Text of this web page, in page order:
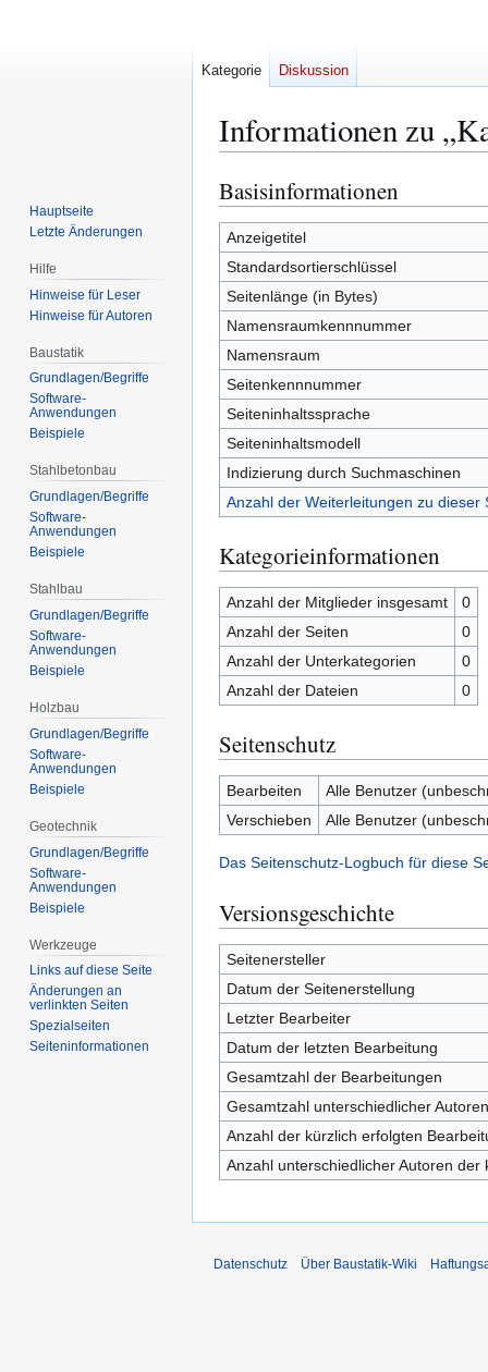
Informationen zu
Zur
Navigation
springen
Zur
Suche
springen
Basisinformationen
Anzeigetitel
Standardsortierschlüssel
Seitenlänge (in Bytes)
Namensraumkennnummer
Namensraum
Seitenkennnummer
Seiteninhaltssprache
Seiteninhaltsmodell
Indizierung durch Suchmaschinen
Anzahl der Weiterleitungen zu dieser
Kategorieinformationen
Anzahl der Mitglieder insgesamt
0
Anzahl der Seiten
0
Anzahl der Unterkategorien
0
Anzahl der Dateien
0
Seitenschutz
Bearbeiten
Alle Benutzer
Verschieben
Alle Benutzer
Das Seitenschutz-Logbuch für diese
Versionsgeschichte
Seitenersteller
Datum der Seitenerstellung
Letzter Bearbeiter
Datum der letzten Bearbeitung
Gesamtzahl der Bearbeitungen
Gesamtzahl unterschiedlicher Autoren
Anzahl der kürzlich erfolgten
Anzahl unterschiedlicher Autoren
Kategorie Diskussion
Hauptseite
Letzte Änderungen
Hilfe
Hinweise für Leser
Hinweise für Autoren
Baustatik
Grundlagen/Begriffe
Software-
Anwendungen
Beispiele
Stahlbetonbau
Grundlagen/Begriffe
Software-
Anwendungen
Beispiele
Stahlbau
Grundlagen/Begriffe
Software-
Anwendungen
Beispiele
Holzbau
Grundlagen/Begriffe
Software-
Anwendungen
Beispiele
Geotechnik
Grundlagen/Begriffe
Software-
Anwendungen
Beispiele
Werkzeuge
Links auf diese Seite
Änderungen an
verlinkten Seiten
Spezialseiten
Seiten­­informationen
Datenschutz Über Baustatik-Wiki